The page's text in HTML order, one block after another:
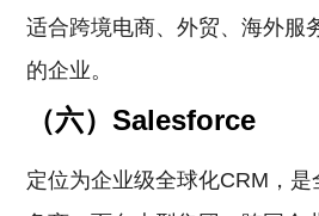
适合跨境电商、外贸、海外服
的企业。
（六）Salesforce
定位为企业级全球化CRM，是